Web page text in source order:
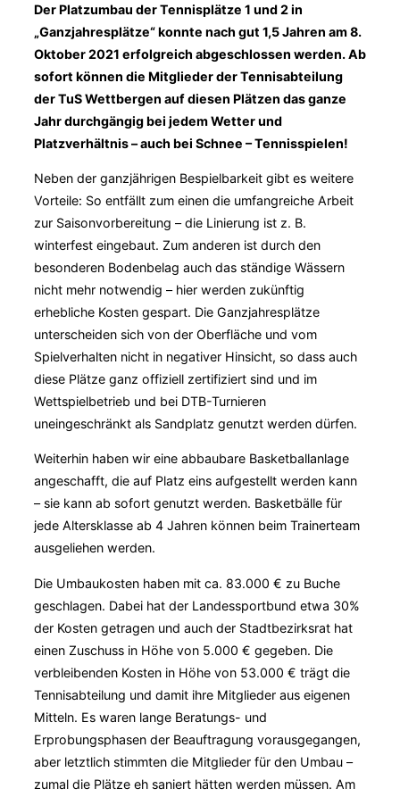
Der Platzumbau der Tennisplätze 1 und 2 in
„Ganzjahresplätze“ konnte nach gut 1,5 Jahren am 8.
Oktober 2021 erfolgreich abgeschlossen werden. Ab
sofort können die Mitglieder der Tennisabteilung
der TuS Wettbergen auf diesen Plätzen das ganze
Jahr durchgängig bei jedem Wetter und
Platzverhältnis – auch bei Schnee – Tennisspielen!
Neben der ganzjährigen Bespielbarkeit gibt es weitere
Vorteile: So entfällt zum einen die umfangreiche Arbeit
zur Saisonvorbereitung – die Linierung ist z. B.
winterfest eingebaut. Zum anderen ist durch den
besonderen Bodenbelag auch das ständige Wässern
nicht mehr notwendig – hier werden zukünftig
erhebliche Kosten gespart. Die Ganzjahresplätze
unterscheiden sich von der Oberfläche und vom
Spielverhalten nicht in negativer Hinsicht, so dass auch
diese Plätze ganz offiziell zertifiziert sind und im
Wettspielbetrieb und bei DTB-Turnieren
uneingeschränkt als Sandplatz genutzt werden dürfen.
Weiterhin haben wir eine abbaubare Basketballanlage
angeschafft, die auf Platz eins aufgestellt werden kann
– sie kann ab sofort genutzt werden. Basketbälle für
jede Altersklasse ab 4 Jahren können beim Trainerteam
ausgeliehen werden.
Die Umbaukosten haben mit ca. 83.000 € zu Buche
geschlagen. Dabei hat der Landessportbund etwa 30%
der Kosten getragen und auch der Stadtbezirksrat hat
einen Zuschuss in Höhe von 5.000 € gegeben. Die
verbleibenden Kosten in Höhe von 53.000 € trägt die
Tennisabteilung und damit ihre Mitglieder aus eigenen
Mitteln. Es waren lange Beratungs- und
Erprobungsphasen der Beauftragung vorausgegangen,
aber letztlich stimmten die Mitglieder für den Umbau –
zumal die Plätze eh saniert hätten werden müssen. Am